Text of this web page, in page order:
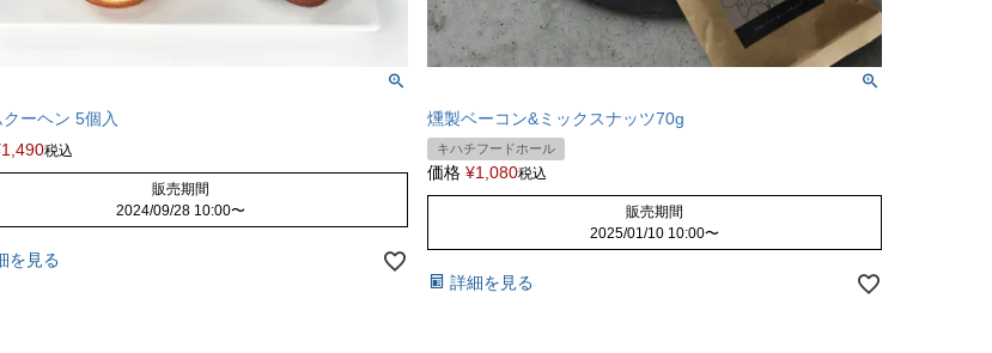
ーヘン 5個入
1,490税込
販売期間
2024/09/28 10:00〜
を見る
燻製ベーコン&ミックスナッツ70g
キハチフードホール
価格 ¥1,080税込
販売期間
2025/01/10 10:00〜
詳細を見る